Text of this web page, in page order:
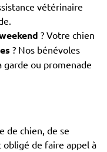
vétérinaire
? Votre chien
? Nos bénévoles
ou promenade
de chien, de se
de faire appel à